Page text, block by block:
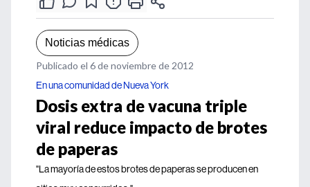
Noticias médicas
Publicado el 6 de noviembre de 2012
En una comunidad de Nueva York
Dosis extra de vacuna triple
viral reduce impacto de brotes
de paperas
"La mayoría de estos brotes de paperas se producen en